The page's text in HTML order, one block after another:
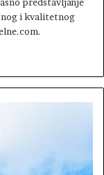
i kvalitetnog